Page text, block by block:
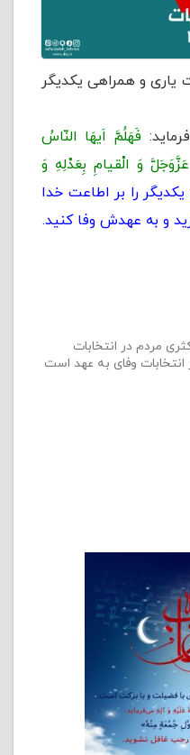
و همراهی یکدیگر
فَهَلُمَّ اَیهَا النّاسُ
وَ الْقیامِ بِعَدْلِهِ وَ
یکدیگر را بر اطاعت خدا
و به عهدش وفا کنید.
مردم در انتخابات
وفای به عهد است